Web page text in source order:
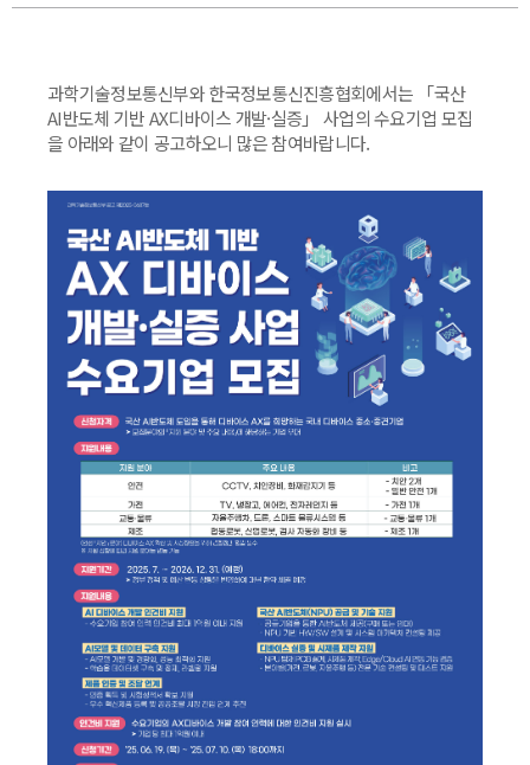
과학기술정보통신부와 한국정보통신진흥협회에서는 「국산
AI반도체 기반 AX디바이스 개발·실증」 사업의 수요기업 모집
을 아래와 같이 공고하오니 많은 참여바랍니다.